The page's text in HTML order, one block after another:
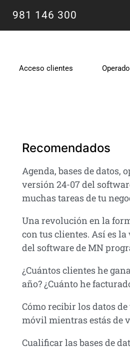
981 146 300
Acceso clientes
Recomendados
Agenda, bases de datos,
versión 24-07 del
muchas tareas de tu
Una revolución en la
con tus clientes. Así es
del software de MN
¿Cuántos clientes he
año? ¿Cuánto he
Cómo recibir los datos
móvil mientras estás de
Cualificar las bases de